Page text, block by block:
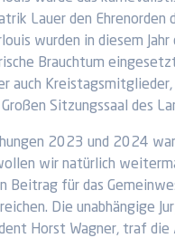
Lauer den
wurden in diesem
Brauchtum
auch
Sitzungssaal des
2023 und 2024
wir natürlich
Beitrag für das
Die unabhängige
Horst Wagner, traf